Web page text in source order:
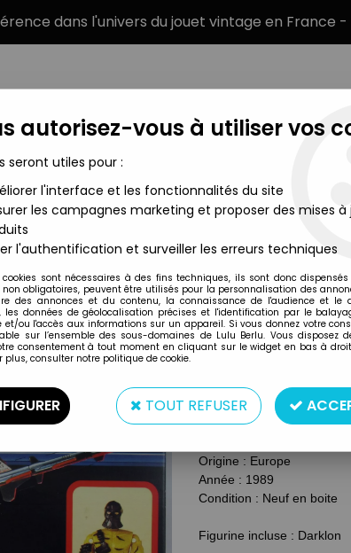
dans l'univers du jouet vintage en France
MARQUES TYPE DE PRODUIT
Accessoires en boite
Hasbro
G.I.JOE - 1989
REF3268
Type : Véhicule
Matière : Plastique
Origine : Europe
Année : 1989
Condition : Neuf en boite
Figurine incluse : Darklon
autorisez-vous à utiliser vos
seront utiles pour :
l'interface et les fonctionnalités du site
les campagnes marketing et proposer des mises à
l'authentification et surveiller les erreurs techniques
cookies sont nécessaires à des fins techniques, ils sont donc
non obligatoires, peuvent être utilisés pour la personnalisation des
des annonces et du contenu, la connaissance de l'audience et le
les données de géolocalisation précises et l'identification par le
et/ou l'accès aux informations sur un appareil. Si vous donnez votre
sur l’ensemble des sous-domaines de Lulu Berlu. Vous disposez
consentement à tout moment en cliquant sur le widget en bas à
plus, consulter notre politique de cookie.
TOUT REFUSER